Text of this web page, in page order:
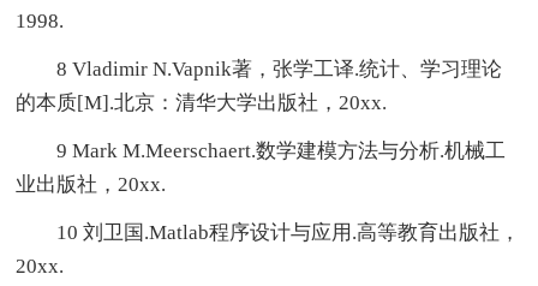
1998.
8 Vladimir N.Vapnik著，张学工译.统计、学习理论
的本质[M].北京：清华大学出版社，20xx.
9 Mark M.Meerschaert.数学建模方法与分析.机械工
业出版社，20xx.
10 刘卫国.Matlab程序设计与应用.高等教育出版社，
20xx.